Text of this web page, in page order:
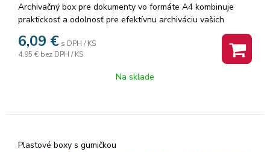
Archivačný box pre dokumenty vo formáte A4 kombinuje
praktickosť a odolnosť pre efektívnu archiváciu vašich
uzatvorenie a zabraňuje nechcenému otváraniu. Vyrobené z
extra silného polypropylénu, tento archivačný box odoláva
S chrbtom so šírkou 3 cm máte dostatok priestoru na
6,09 € s DPH / KS
4,95 € bez DPH / KS
Na sklade
Plastové boxy s gumičkou